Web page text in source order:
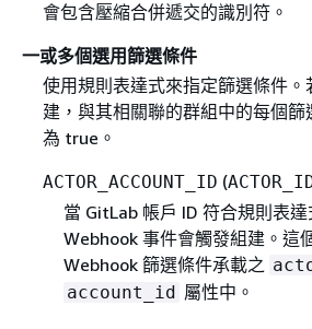
會包含壓縮合併遞交的識別符。
一或多個選用篩選條件
使用規則表達式來指定篩選條件。
建，與其相關聯的群組中的每個
為 true。
ACTOR_ACCOUNT_ID (
當 GitLab 帳戶 ID 符合規則表達
Webhook 事件會觸發組建。這
Webhook 篩選條件承載之
account_id 屬性中。